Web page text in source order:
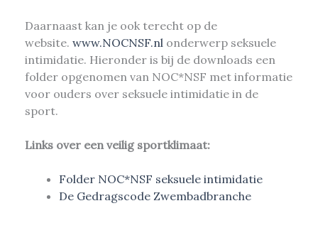
Daarnaast kan je ook terecht op de
website. www.NOCNSF.nl onderwerp seksuele
intimidatie. Hieronder is bij de downloads een
folder opgenomen van NOC*NSF met informatie
voor ouders over seksuele intimidatie in de
sport.
Links over een veilig sportklimaat:
Folder NOC*NSF seksuele intimidatie
De Gedragscode Zwembadbranche